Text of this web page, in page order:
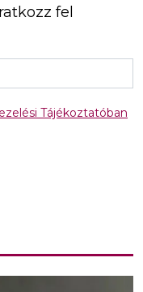
fel
Tájékoztatóban